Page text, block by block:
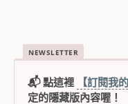
NEWSLETTER
📬 點這裡 【訂閱我
定的隱藏版內容喔！